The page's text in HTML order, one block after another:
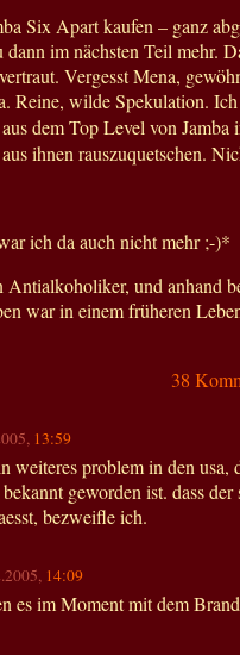
Six Apart kaufen – ganz
dann im nächsten Teil mehr.
Vergesst Mena,
Reine, wilde Spekulation.
dem Top Level von Jamba
ihnen rauszuquetschen.
ich da auch nicht mehr ;-)*
und anhand
war in einem früheren
38
13:59
weiteres problem in den usa,
geworden ist. dass
bezweifle ich.
14:09
es im Moment mit dem